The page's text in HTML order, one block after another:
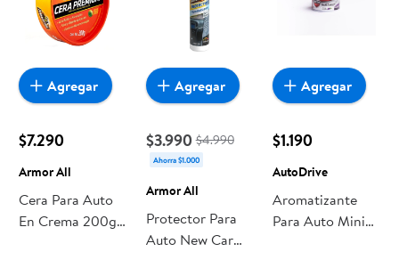
$7.290
Armor All
Cera Para Auto
En Crema 200g
Agregar
$3.990 $4.990
Ahorra $1.000
Armor All
Protector Para
Auto New Car
Agregar
$1.190
AutoDrive
Aromatizante
Para Auto Mini
Agregar